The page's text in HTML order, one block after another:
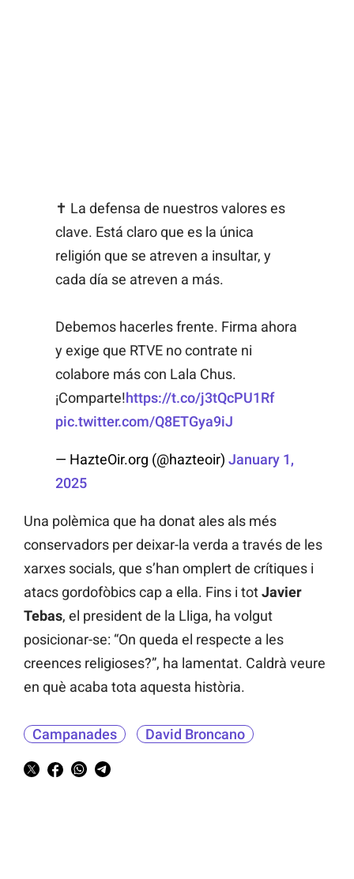
✝️ La defensa de nuestros valores es
clave. Está claro que es la única
religión que se atreven a insultar, y
cada día se atreven a más.
Debemos hacerles frente. Firma ahora
y exige que RTVE no contrate ni
colabore más con Lala Chus.
¡Comparte!https://t.co/j3tQcPU1Rf
pic.twitter.com/Q8ETGya9iJ
— HazteOir.org (@hazteoir) January 1,
2025
Una polèmica que ha donat ales als més
conservadors per deixar-la verda a través de les
xarxes socials, que s’han omplert de crítiques i
atacs gordofòbics cap a ella. Fins i totJavier
Tebas, el president de la Lliga, ha volgut
posicionar-se: “On queda el respecte a les
creences religioses?”, ha lamentat. Caldrà veure
en què acaba tota aquesta història.
Campanades David Broncano